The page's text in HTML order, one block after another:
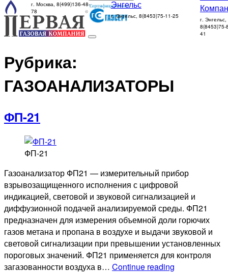
г. Москва, 8(499)136-48-
78
г. Энгельс, 8(8453)75-11-25
г. Энгельс,
8(8453)75-
41
Рубрика:
ГАЗОАНАЛИЗАТОРЫ
ФП-21
ФП-21
Газоанализатор ФП21 — измерительный прибор
взрывозащищенного исполнения с цифровой
индикацией, световой и звуковой сигнализацией и
диффузионной подачей анализируемой среды. ФП21
предназначен для измерения объемной доли горючих
газов метана и пропана в воздухе и выдачи звуковой и
световой сигнализации при превышении установленных
пороговых значений. ФП21 применяется для контроля
загазованности воздуха в… Continue reading